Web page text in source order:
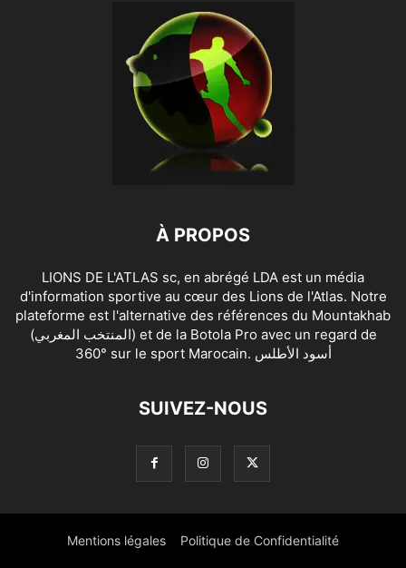
À PROPOS
LIONS DE L'ATLAS sc, en abrégé LDA est un média
d'information sportive au cœur des Lions de l'Atlas. Notre
plateforme est l'alternative des références du Mountakhab
(المنتخب المغربي) et de la Botola Pro avec un regard de
360° sur le sport Marocain. أسود الأطلس
SUIVEZ-NOUS
Mentions légales Politique de Confidentialité